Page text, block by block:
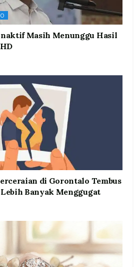
Masih Menunggu Hasil
di Gorontalo Tembus
Banyak Menggugat